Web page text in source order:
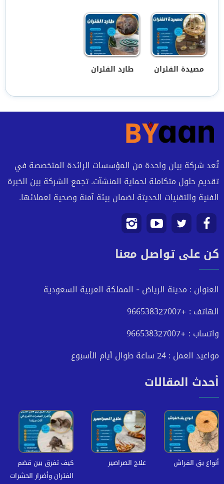
مصيدة الفئران طارد الفئران
تُعد شركة بيان واحدة من المؤسسات الرائدة المتخصصة في
تقديم حلول متكاملة لحماية المنشآت. تجمع الشركة بين الخبرة
الفنية والتقنيات الحديثة لضمان بيئة آمنة وصحية لعملائها.
تابعنا
على
تابعنا
على
تابعنا
على
تابعنا
على
انستجرام
كن على تواصل معنا
العنوان : مدينة الرياض - المملكة العربية السعودية
الهاتف : +966538327007
واتساب : +966538327007
مواعيد العمل : 24 ساعة طوال أيام الأسبوع
أحدث المقالات
أنواع بق الفراش علاج الصراصير
كيف تفرق بين قضم
الفئران وأضرار الحشرات